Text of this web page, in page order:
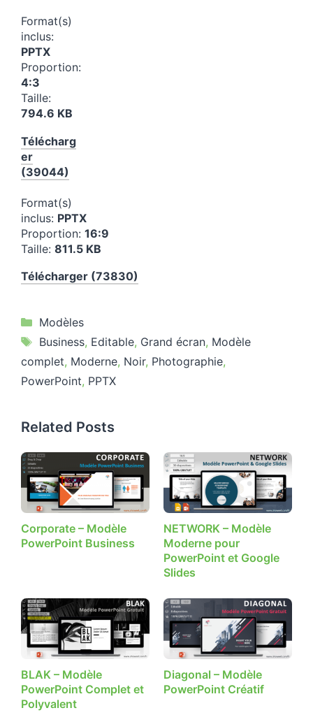
Format(s)
inclus:
PPTX
Proportion:
4:3
Taille:
794.6 KB
Télécharg
er
(39044)
Format(s)
inclus: PPTX
Proportion: 16:9
Taille: 811.5 KB
Télécharger (73830)
Catégories
Modèles
Étiquettes
Business, Editable, Grand écran, Modèle
complet, Moderne, Noir, Photographie,
PowerPoint, PPTX
Related Posts
Corporate – Modèle
PowerPoint Business
NETWORK – Modèle
Moderne pour
PowerPoint et Google
Slides
BLAK – Modèle
PowerPoint Complet et
Polyvalent
Diagonal – Modèle
PowerPoint Créatif